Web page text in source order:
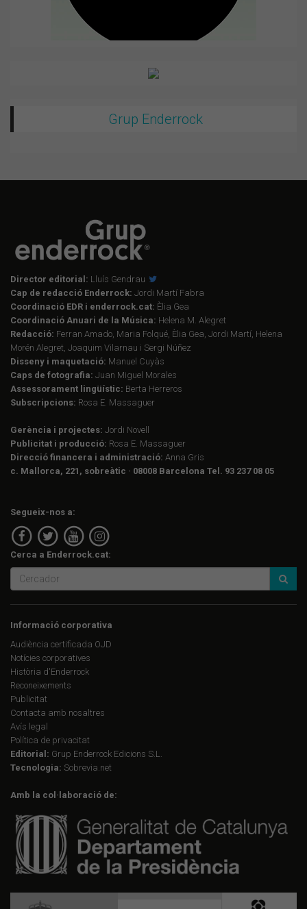
Grup Enderrock
Director editorial: Lluís Gendrau
Cap de redacció Enderrock: Jordi Martí Fabra
Coordinació EDR i enderrock.cat: Èlia Gea
Coordinació Anuari de la Música: Helena M. Alegret
Redacció: Ferran Amado, Maria Folqué, Èlia Gea, Jordi Martí, Helena
Morén Alegret, Joaquim Vilarnau i Sergi Núñez
Disseny i maquetació: Manuel Cuyàs
Caps de fotografia: Juan Miguel Morales
Assessorament lingüístic: Berta Herreros
Subscripcions: Rosa E. Massaguer
Gerència i projectes: Jordi Novell
Publicitat i producció: Rosa E. Massaguer
Direcció financera i administració: Anna Gris
c. Mallorca, 221, sobreàtic · 08008 Barcelona Tel. 93 237 08 05
Segueix-nos a:
Cerca a Enderrock.cat:
Informació corporativa
Audiència certificada OJD
Notícies corporatives
Història d'Enderrock
Reconeixements
Publicitat
Contacta amb nosaltres
Avís legal
Política de privacitat
Editorial: Grup Enderrock Edicions S.L.
Tecnologia: Sobrevia.net
Amb la col·laboració de: